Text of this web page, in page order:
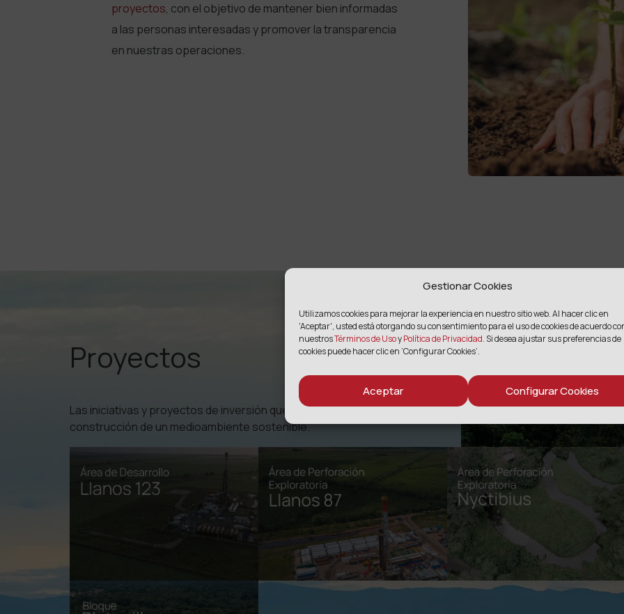
Gestionar Cookies
Utilizamos cookies para mejorar la experiencia en nuestro sitio web. Al hacer clic en
'Aceptar', usted está otorgando su consentimiento para el uso de cookies de acuerdo
nuestrosTérminos de UsoyPolítica de Privacidad.Si desea ajustar sus preferencias de
cookies puede hacer clic en ‘Configurar Cookies’.
Aceptar Configurar Cookies
proyectos, con el objetivo de mantener bien informadas
a las personas interesadas y promover la transparencia
en nuestras operaciones.
Proyectos
Las iniciativas y proyectos de inversión que realizamos buscan aportar a la
construcción de un medioambiente sostenible.